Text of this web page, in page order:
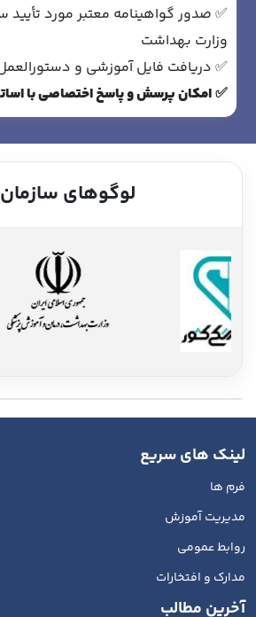
✅ صدور گواهینامه معتبر مورد تأیید
وزارت بهداشت
✅ دریافت فایل آموزشی و
✅امکان پرسش و پاسخ اختصاصی با
لوگوهای
لینک های سریع
فرم ها
مدیریت آموزش
روابط عمومی
مدارک و افتخارات
آخرین مطالب